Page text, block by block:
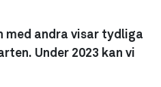
med andra visar tydliga
Under 2023 kan vi